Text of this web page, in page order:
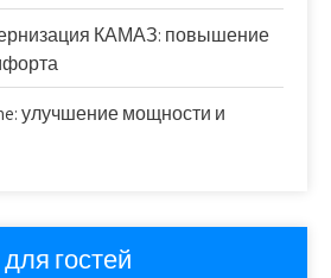
КАМАЗ: повышение
улучшение мощности и
гостей